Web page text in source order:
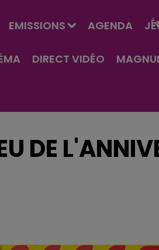
EMISSIONS AGENDA
DIRECT VIDÉO
DE